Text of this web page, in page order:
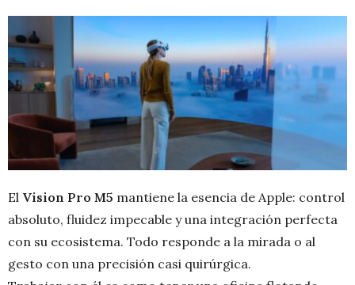
El Vision Pro M5 mantiene la esencia de Apple: control
absoluto, fluidez impecable y una integración perfecta
con su ecosistema. Todo responde a la mirada o al
gesto con una precisión casi quirúrgica.